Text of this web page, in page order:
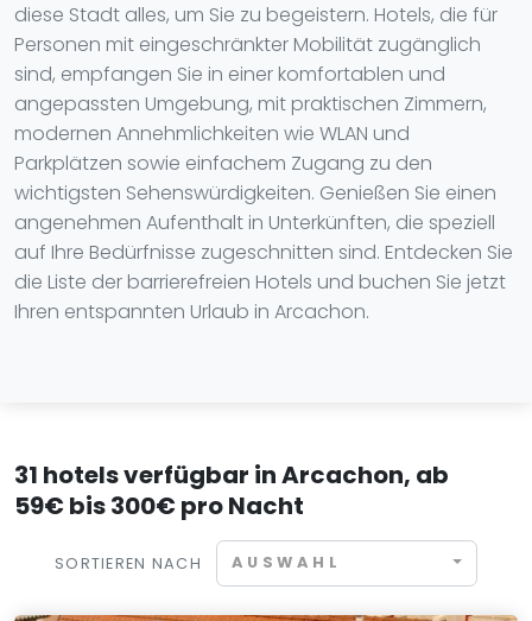
diese Stadt alles, um Sie zu begeistern. Hotels, die für
Personen mit eingeschränkter Mobilität zugänglich
sind, empfangen Sie in einer komfortablen und
angepassten Umgebung, mit praktischen Zimmern,
modernen Annehmlichkeiten wie WLAN und
Parkplätzen sowie einfachem Zugang zu den
wichtigsten Sehenswürdigkeiten. Genießen Sie einen
angenehmen Aufenthalt in Unterkünften, die speziell
auf Ihre Bedürfnisse zugeschnitten sind. Entdecken Sie
die Liste der barrierefreien Hotels und buchen Sie jetzt
Ihren entspannten Urlaub in Arcachon.
31 hotels verfügbar in Arcachon, ab
59€ bis 300€ pro Nacht
SORTIEREN NACH AUSWAHL